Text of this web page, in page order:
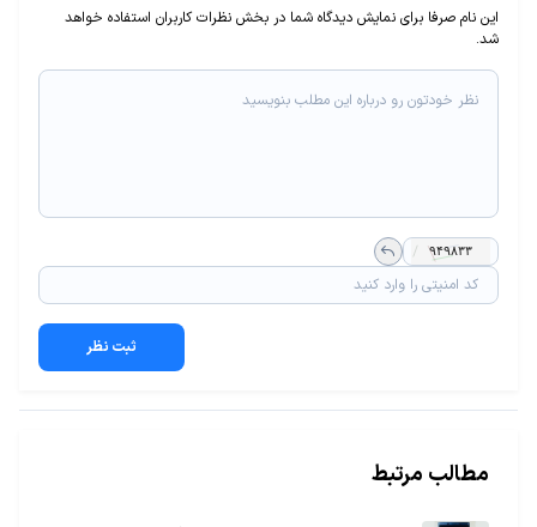
این نام صرفا برای نمایش دیدگاه شما در بخش نظرات کاربران استفاده خواهد
شد.
ثبت نظر
مطالب مرتبط